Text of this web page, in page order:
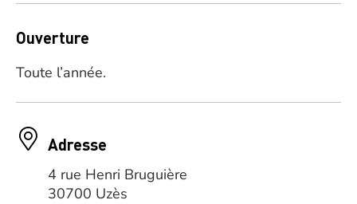
Ouverture
Toute l’année.
Adresse
4 rue Henri Bruguière
30700 Uzès